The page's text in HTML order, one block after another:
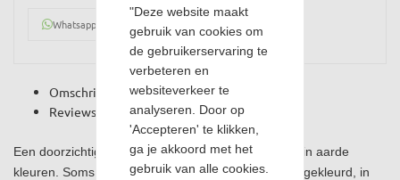
Whatsapp
Omschrijving
Reviews
Een doorzichtige tot doorschijnende steen meestal in aarde
kleuren. Soms worden ze ook wel eens kunstmatig gekleurd, in
"Deze website maakt
gebruik van cookies om
de gebruikerservaring te
verbeteren en
websiteverkeer te
analyseren. Door op
'Accepteren' te klikken,
ga je akkoord met het
gebruik van alle cookies.